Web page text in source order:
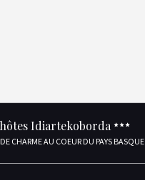
Idiartekoborda
CHARME AU COEUR DU PAYS BASQUE